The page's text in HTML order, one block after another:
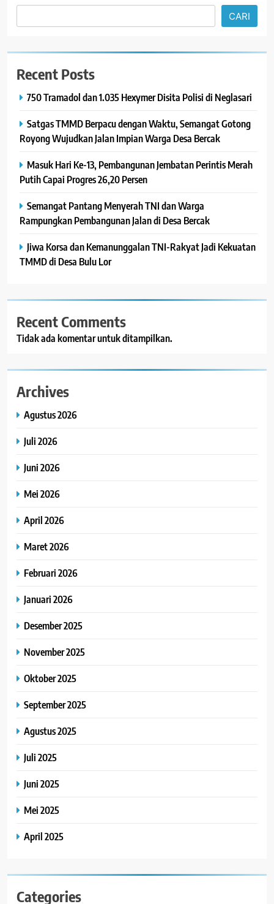
CARI
Recent Posts
750 Tramadol dan 1.035 Hexymer Disita Polisi di Neglasari
Satgas TMMD Berpacu dengan Waktu, Semangat Gotong
Royong Wujudkan Jalan Impian Warga Desa Bercak
Masuk Hari Ke-13, Pembangunan Jembatan Perintis Merah
Putih Capai Progres 26,20 Persen
Semangat Pantang Menyerah TNI dan Warga
Rampungkan Pembangunan Jalan di Desa Bercak
Jiwa Korsa dan Kemanunggalan TNI-Rakyat Jadi Kekuatan
TMMD di Desa Bulu Lor
Recent Comments
Tidak ada komentar untuk ditampilkan.
Archives
Agustus 2026
Juli 2026
Juni 2026
Mei 2026
April 2026
Maret 2026
Februari 2026
Januari 2026
Desember 2025
November 2025
Oktober 2025
September 2025
Agustus 2025
Juli 2025
Juni 2025
Mei 2025
April 2025
Categories